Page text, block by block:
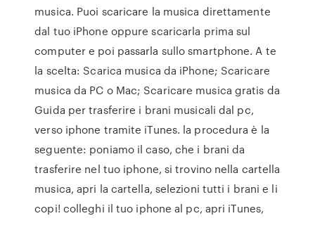
musica. Puoi scaricare la musica direttamente
dal tuo iPhone oppure scaricarla prima sul
computer e poi passarla sullo smartphone. A te
la scelta: Scarica musica da iPhone; Scaricare
musica da PC o Mac; Scaricare musica gratis da
Guida per trasferire i brani musicali dal pc,
verso iphone tramite iTunes. la procedura è la
seguente: poniamo il caso, che i brani da
trasferire nel tuo iphone, si trovino nella cartella
musica, apri la cartella, selezioni tutti i brani e li
copi! colleghi il tuo iphone al pc, apri iTunes,